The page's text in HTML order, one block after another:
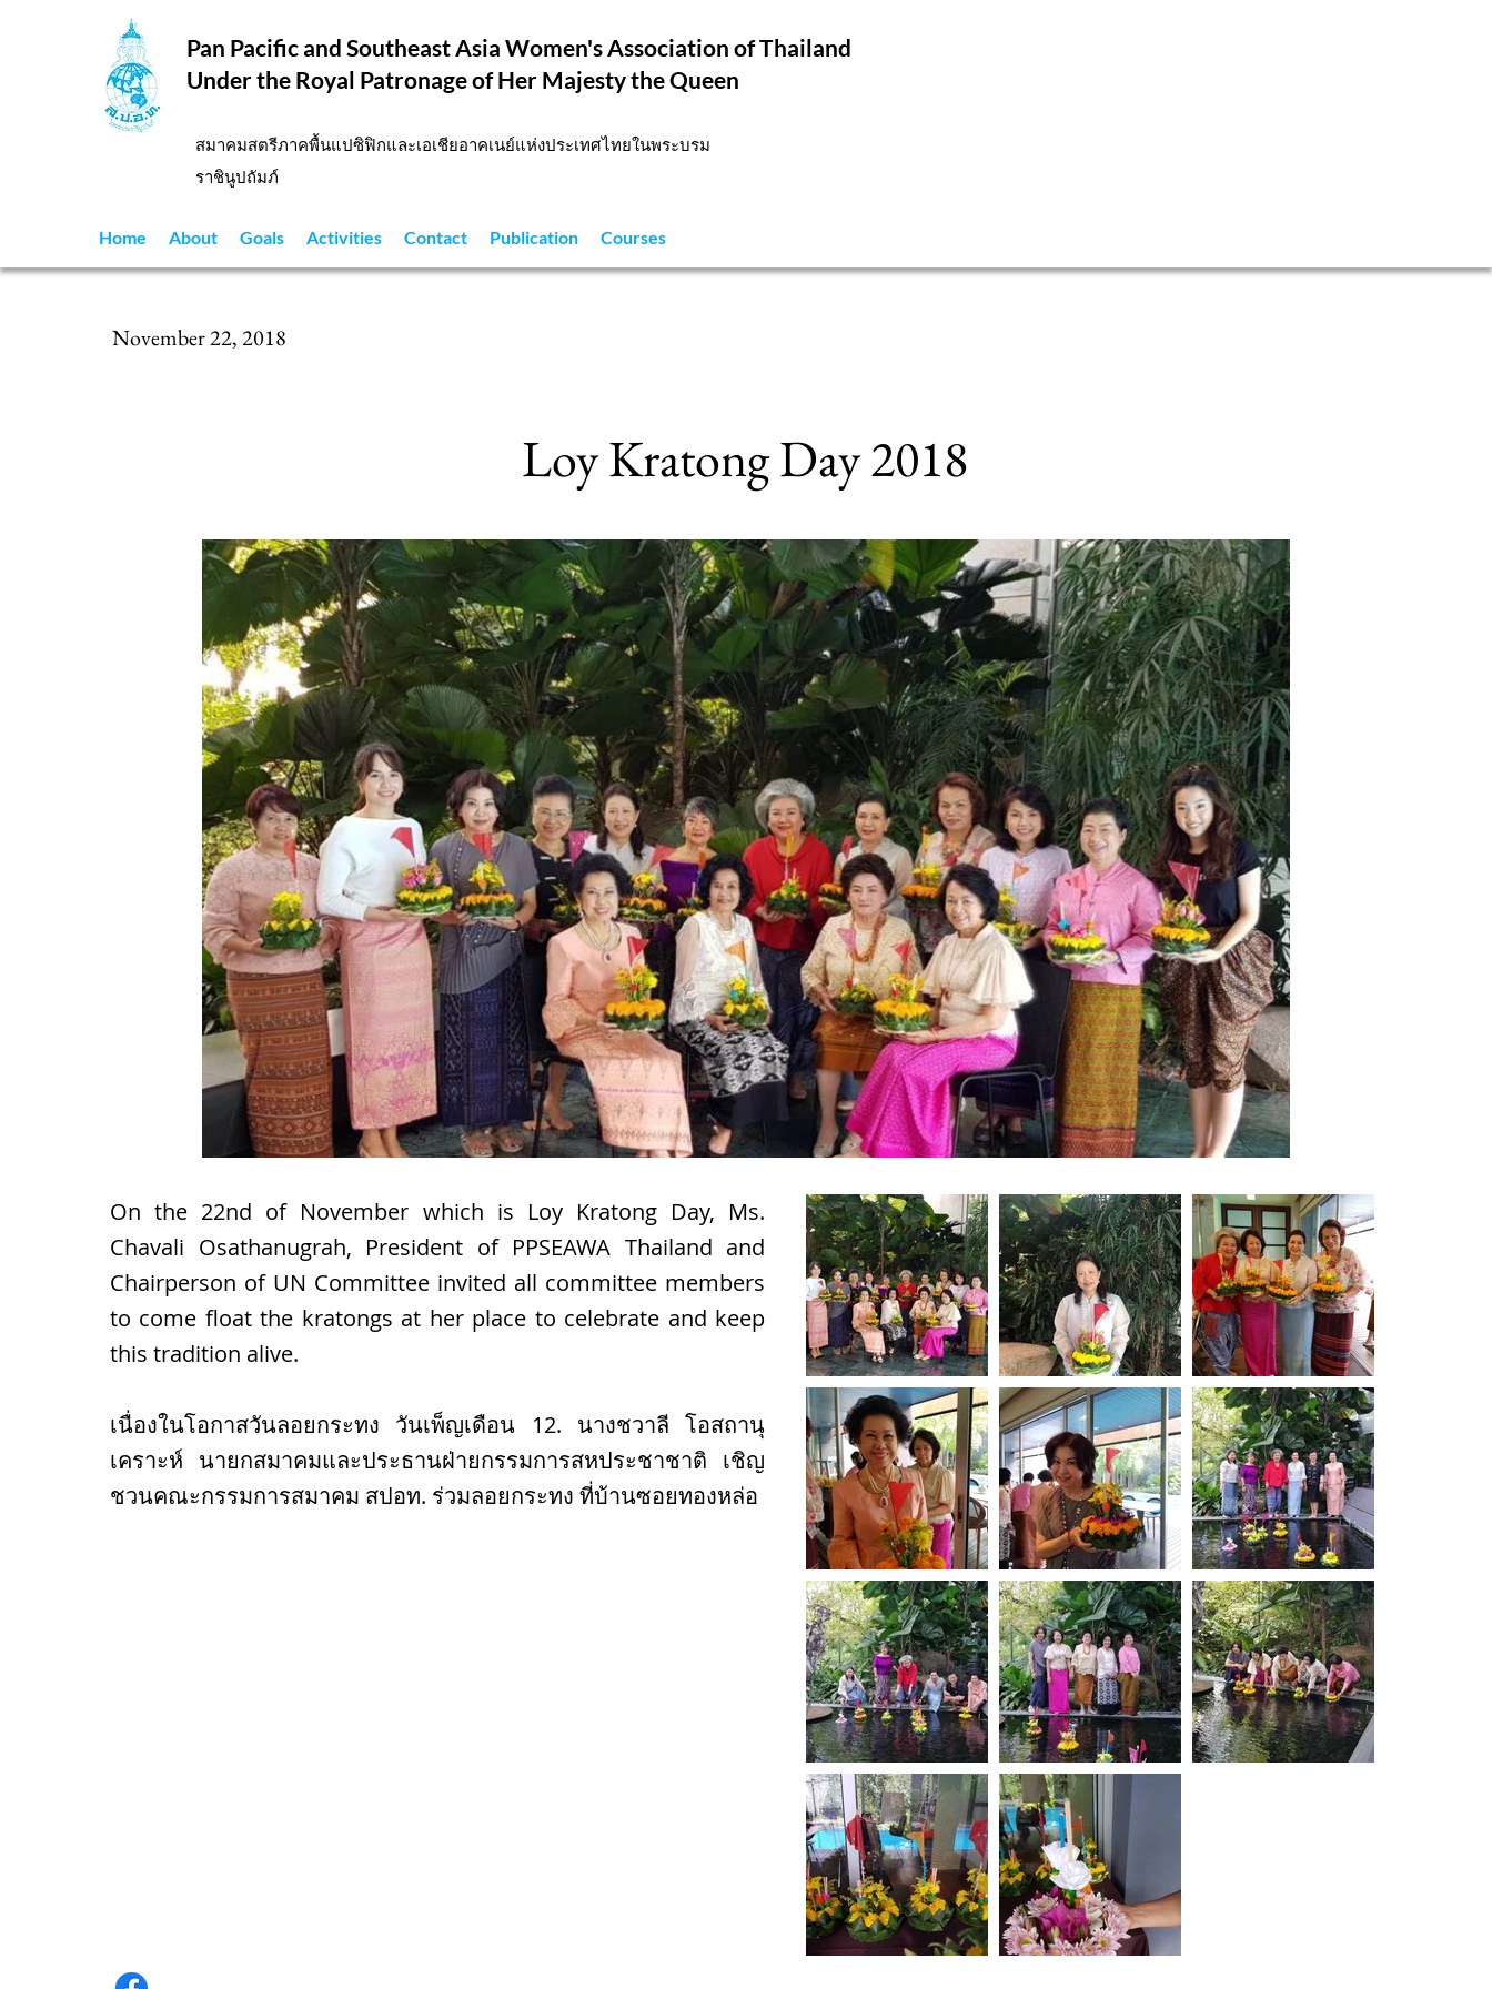
Pan Pacific and Southeast Asia Women's Association of Thailand
Under the Royal Patronage of Her Majesty the Queen
สมาคมสตรีภาคพื้นแปซิฟิกและเอเชียอาคเนย์แห่งประเทศไทยในพระบรม
ราชินูปถัมภ์
Home About Goals Activities Contact Publication Courses
November 22, 2018
Loy Kratong Day 2018
On the 22nd of November which is Loy Kratong Day, Ms.
Chavali Osathanugrah, President of PPSEAWA Thailand and
Chairperson of UN Committee invited all committee members
to come float the kratongs at her place to celebrate and keep
this tradition alive.
เนื่องในโอกาสวันลอยกระทง วันเพ็ญเดือน 12. นางชวาลี โอสถานุ
เคราะห์ นายกสมาคมและประธานฝ่ายกรรมการสหประชาชาติ เชิญ
ชวนคณะกรรมการสมาคม สปอท. ร่วมลอยกระทง ที่บ้านซอยทองหล่อ